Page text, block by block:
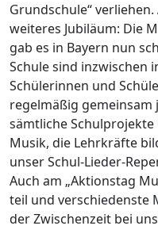
Grundschule“
weiteres Jubiläum: Die
gab es in Bayern nun
Schule sind inzwischen
Schülerinnen und
regelmäßig gemeinsam
sämtliche
Musik, die Lehrkräfte
unser Schul-Lieder-
Auch am „Aktionstag
teil und verschiedenste
der Zwischenzeit bei